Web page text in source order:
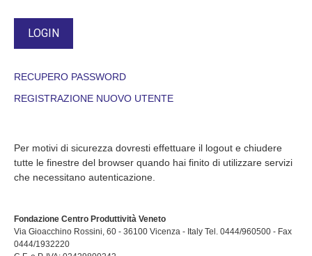
RECUPERO PASSWORD
REGISTRAZIONE NUOVO UTENTE
Per motivi di sicurezza dovresti effettuare il logout e chiudere
tutte le finestre del browser quando hai finito di utilizzare servizi
che necessitano autenticazione.
Fondazione Centro Produttività Veneto
Via Gioacchino Rossini, 60 - 36100 Vicenza - Italy Tel. 0444/960500 - Fax
0444/1932220